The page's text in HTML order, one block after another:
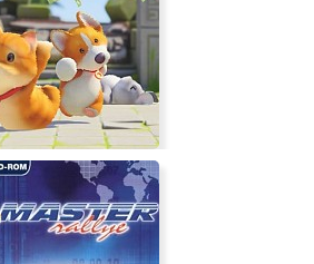
Windforge